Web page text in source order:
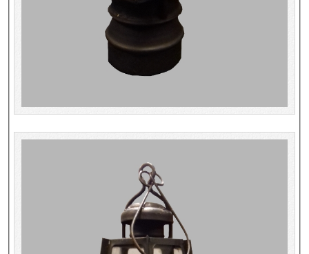
Répertoire des catalogues
Répertoire des manuscrits du XXe siècle
Guides des sources publiés
Ouvrages et documents sur la BnF numérisés dans Gallica
Directeurs de la Bibliothèque nationale du XIVe siècle à nos jours
Listes et biographies des directeurs de départements
Implantations de la Bibliothèque nationale de France
Le fil de l'histoire (frise chonologique)